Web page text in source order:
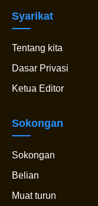
Syarikat
Tentang kita
Dasar Privasi
Ketua Editor
Sokongan
Sokongan
Belian
Muat turun